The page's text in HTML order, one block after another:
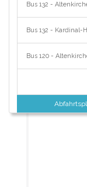
Bus 132 -
Bus 132 - Kardinal-
Bus 120 -